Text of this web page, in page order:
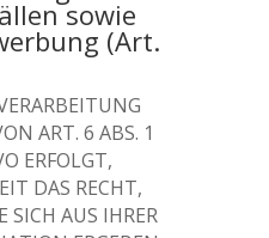
sowie
(Art.
ART. 6 ABS. 1
ERFOLGT,
DAS RECHT,
SICH AUS IHRER